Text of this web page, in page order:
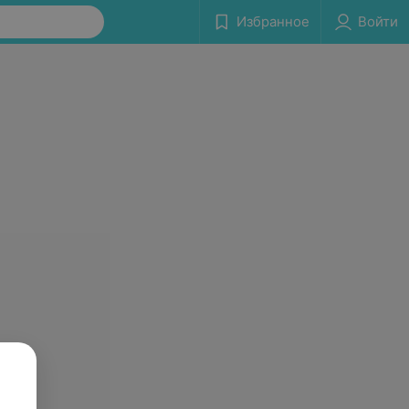
Избранное Войти